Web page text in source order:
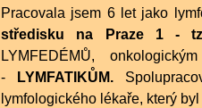
Pracovala jsem 6 let jako
středisku na Praze 1 -
LYMFEDÉMŮ,
- LYMFATIKŮM.
lymfologického lékaře, který